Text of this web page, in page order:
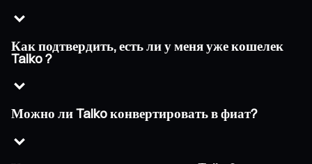
Как подтвердить, есть ли у меня уже кошелек
Taiko ?
Можно ли Taiko конвертировать в фиат?